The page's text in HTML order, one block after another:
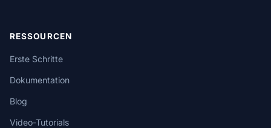
RESSOURCEN
Erste Schritte
Dokumentation
Blog
Video-Tutorials